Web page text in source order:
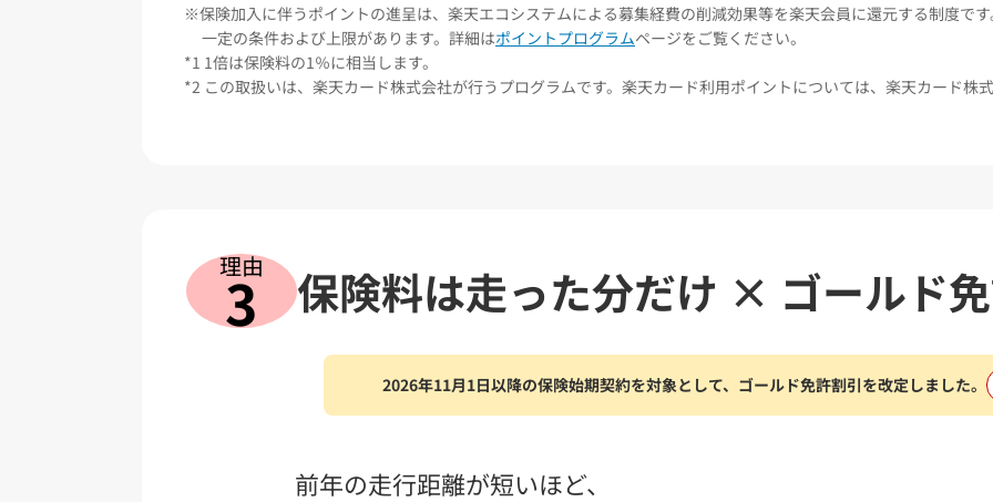
保険加入に伴うポイントの進呈は、楽天エコシステムによる募集経費の削減効果等を楽天会員に還元する制度で
一定の条件および上限があります。詳細はポイントプログラムページをご覧ください。
1倍は保険料の1％に相当します。
この取扱いは、楽天カード株式会社が行うプログラムです。楽天カード利用ポイントについては、楽天カード株
理由
3 保険料は走った分だけ × ゴールド
2026年11月1日以降の保険始期契約を対象として、ゴールド免許割引を改定しました。
前年の走行距離が短いほど、